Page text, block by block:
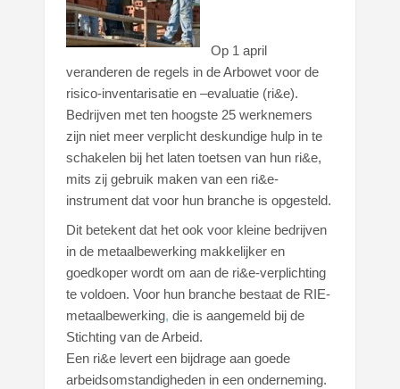
Op 1 april
veranderen de regels in de Arbowet voor de
risico-inventarisatie en –evaluatie (ri&e).
Bedrijven met ten hoogste 25 werknemers
zijn niet meer verplicht deskundige hulp in te
schakelen bij het laten toetsen van hun ri&e,
mits zij gebruik maken van een ri&e-
instrument dat voor hun branche is opgesteld.
Dit betekent dat het ook voor kleine bedrijven
in de metaalbewerking makkelijker en
goedkoper wordt om aan de ri&e-verplichting
te voldoen. Voor hun branche bestaat de RIE-
metaalbewerking, die is aangemeld bij de
Stichting van de Arbeid.
Een ri&e levert een bijdrage aan goede
arbeidsomstandigheden in een onderneming.